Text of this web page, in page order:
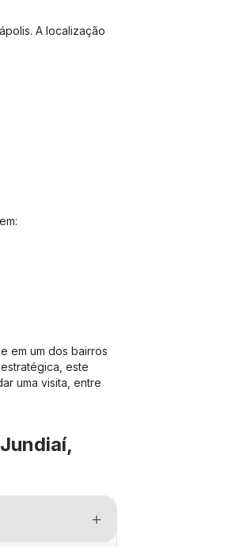
A localização
em um dos bairros
este
uma visita, entre